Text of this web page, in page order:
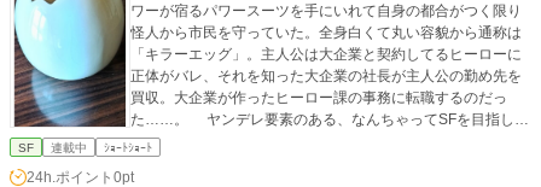
ワーが宿るパワースーツを手にいれて自身の都合がつく限り
怪人から市民を守っていた。全身白くて丸い容貌から通称は
「キラーエッグ」。主人公は大企業と契約してるヒーローに
正体がバレ、それを知った大企業の社長が主人公の勤め先を
買収。大企業が作ったヒーロー課の事務に転職するのだっ
た……。 ヤンデレ要素のある、なんちゃってSFを目指しま
す。
SF 連載中 ｼｮｰﾄｼｮｰﾄ
24h.ポイント 0pt